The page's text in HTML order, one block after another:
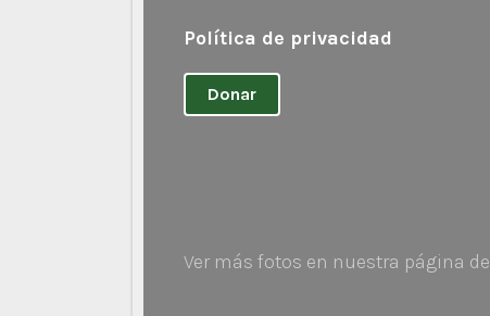
Política de privacidad
Donar
Ver más fotos en nuestra página de